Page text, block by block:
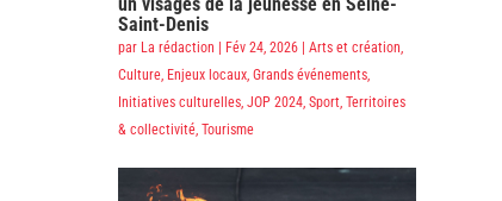
un visages de la jeunesse en Seine-
Saint-Denis
par La rédaction Fév 24, 2026| Arts et création,
Culture, Enjeux locaux, Grands événements,
Initiatives culturelles, JOP 2024, Sport, Territoires
& collectivité, Tourisme